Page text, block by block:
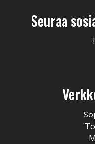
Seuraa